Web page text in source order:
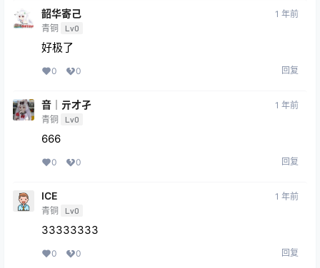
韶华寄己
青铜 Lv0
1 年前
好极了
0 0 回复
音｜亓才孑
青铜 Lv0
1 年前
666
0 0 回复
ICE
青铜 Lv0
1 年前
33333333
0 0 回复